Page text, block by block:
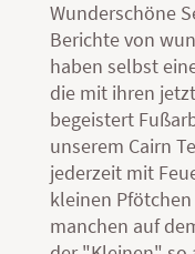
Wunderschöne
Berichte von
haben selbst
die mit ihren
begeistert
unserem Cairn
jederzeit mit
kleinen
manchen auf